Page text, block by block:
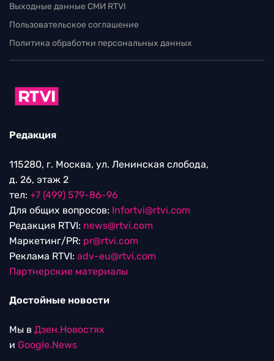
Выходные данные СМИ RTVI
Пользовательское соглашение
Политика обработки персональных данных
Редакция
115280, г. Москва, ул. Ленинская слобода,
д. 26, этаж 2
тел: +7 (499) 579-86-96
Для общих вопросов: Infortvi@rtvi.com
Редакция RTVI: news@rtvi.com
Маркетинг/PR: pr@rtvi.com
Реклама RTVI: adv-eu@rtvi.com
Партнерские материалы
Достойные новости
Мы в Дзен.Новостях
и Google.News